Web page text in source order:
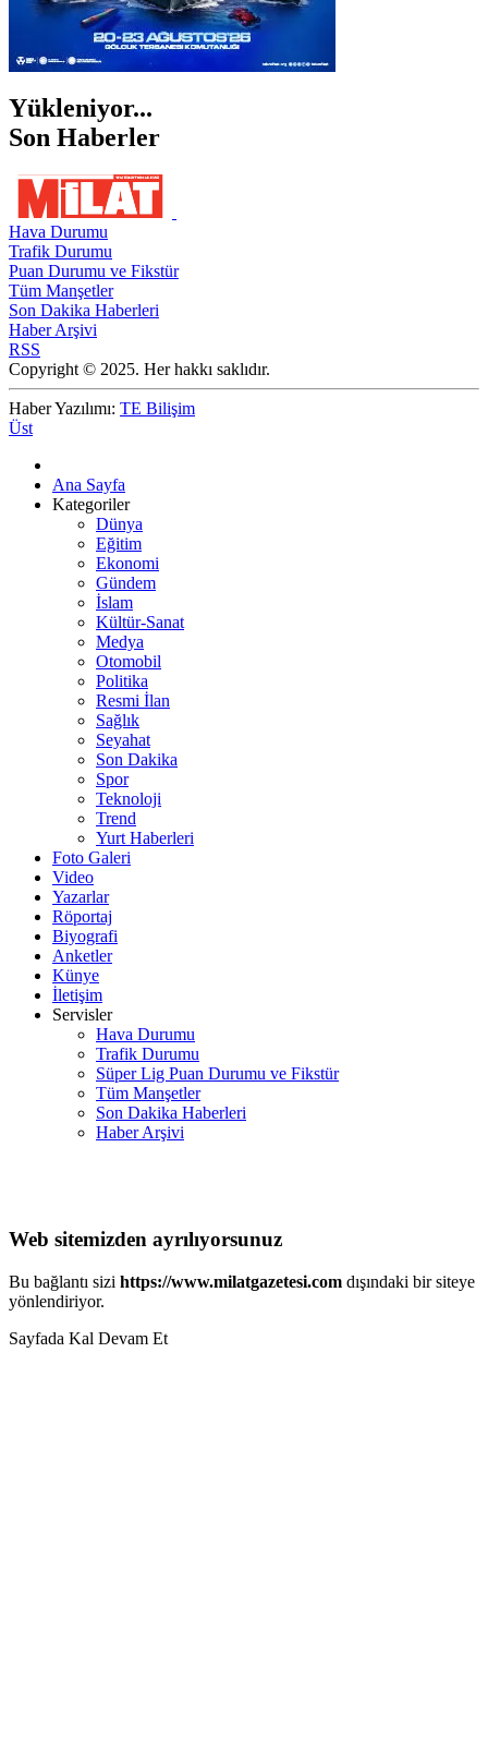
Yükleniyor...
Son Haberler
Hava Durumu
Trafik Durumu
Puan Durumu ve Fikstür
Tüm Manşetler
Son Dakika Haberleri
Haber Arşivi
RSS
Copyright © 2025. Her hakkı saklıdır.
Haber Yazılımı: TE Bilişim
Üst
Ana Sayfa
Kategoriler
Dünya
Eğitim
Ekonomi
Gündem
İslam
Kültür-Sanat
Medya
Otomobil
Politika
Resmi İlan
Sağlık
Seyahat
Son Dakika
Spor
Teknoloji
Trend
Yurt Haberleri
Foto Galeri
Video
Yazarlar
Röportaj
Biyografi
Anketler
Künye
İletişim
Servisler
Hava Durumu
Trafik Durumu
Süper Lig Puan Durumu ve Fikstür
Tüm Manşetler
Son Dakika Haberleri
Haber Arşivi
Web sitemizden ayrılıyorsunuz
Bu bağlantı sizi https://www.milatgazetesi.com dışındaki bir siteye
yönlendiriyor.
Sayfada Kal Devam Et